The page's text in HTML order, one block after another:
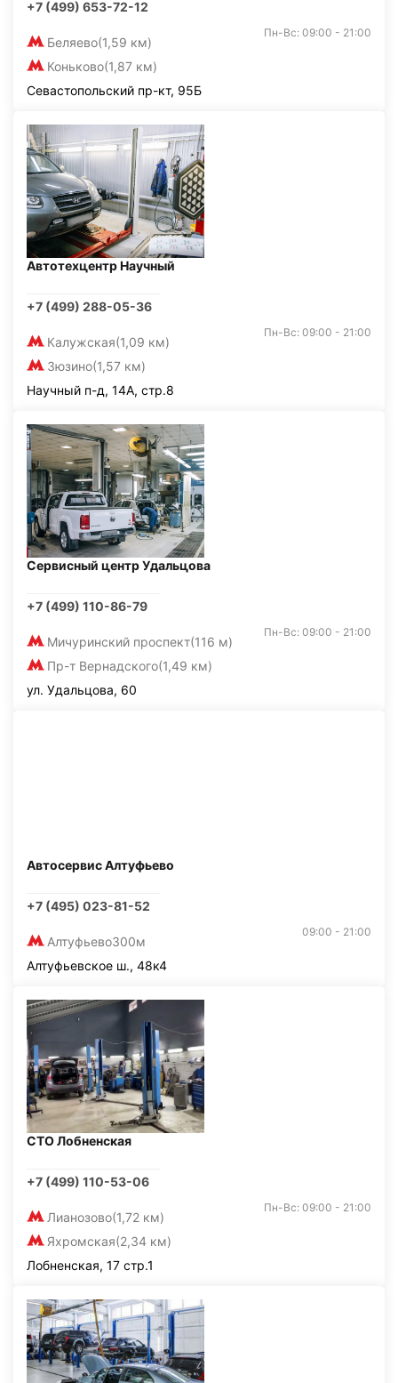
+7 (499) 653-72-12
Беляево(1,59 км)
Коньково(1,87 км)
Пн-Вс: 09:00 - 21:00
Севастопольский пр-кт, 95Б
Автотехцентр Научный
+7 (499) 288-05-36
Калужская(1,09 км)
Зюзино(1,57 км)
Пн-Вс: 09:00 - 21:00
Научный п-д, 14А, стр.8
Сервисный центр Удальцова
+7 (499) 110-86-79
Мичуринский проспект(116 м)
Пр-т Вернадского(1,49 км)
Пн-Вс: 09:00 - 21:00
ул. Удальцова, 60
Автосервис Алтуфьево
+7 (495) 023-81-52
Алтуфьево300м
09:00 - 21:00
Алтуфьевское ш., 48к4
СТО Лобненская
+7 (499) 110-53-06
Лианозово(1,72 км)
Яхромская(2,34 км)
Пн-Вс: 09:00 - 21:00
Лобненская, 17 стр.1